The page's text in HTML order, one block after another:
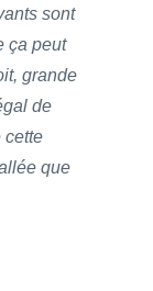
sont
ça peut
grande
de
cette
que